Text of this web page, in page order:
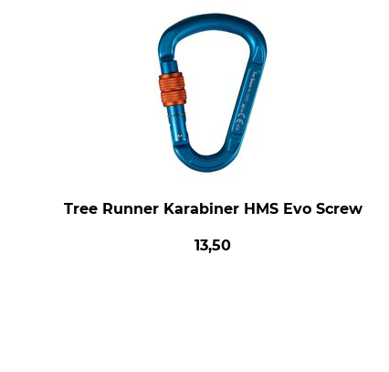
Tree Runner Karabiner HMS Evo Screw
13,50